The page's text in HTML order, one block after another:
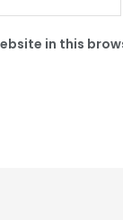
in this